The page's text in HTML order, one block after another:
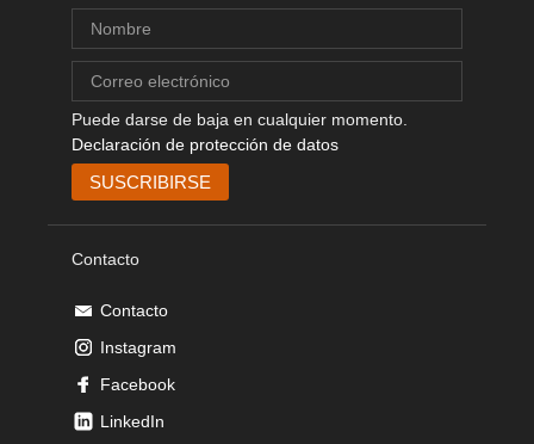
Puede darse de baja en cualquier momento.
Declaración de protección de datos
Contacto
Contacto
Instagram
Facebook
LinkedIn